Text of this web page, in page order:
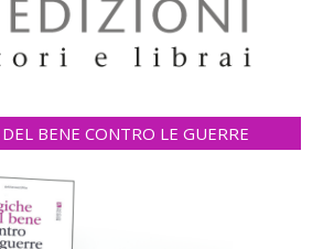
BENE CONTRO LE GUERRE